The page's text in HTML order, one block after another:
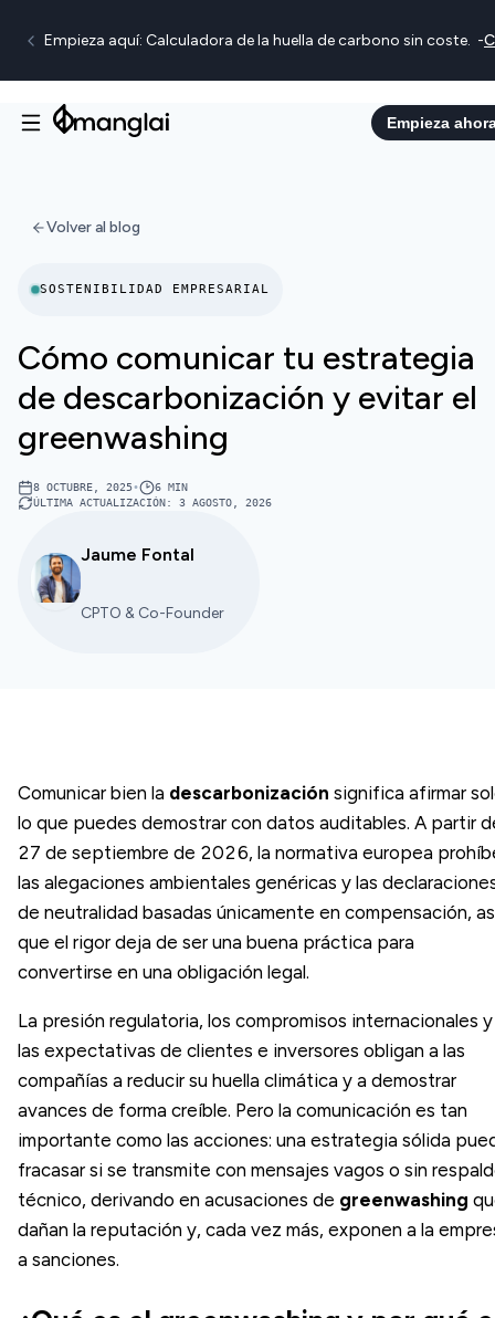
Empieza aquí: Calculadora de la huella de carbono sin coste. -
Empieza
Volver al blog
SOSTENIBILIDAD EMPRESARIAL
Cómo comunicar tu estrategia
de descarbonización y evitar el
greenwashing
8 OCTUBRE, 2025• 6 MIN
ÚLTIMA ACTUALIZACIÓN: 3 AGOSTO, 2026
Jaume Fontal
CPTO & Co-Founder
Comunicar bien la descarbonización significa afirmar
lo que puedes demostrar con datos auditables. A partir
27 de septiembre de 2026, la normativa europea
las alegaciones ambientales genéricas y las
de neutralidad basadas únicamente en compensación,
que el rigor deja de ser una buena práctica para
convertirse en una obligación legal.
La presión regulatoria, los compromisos internacionales y
las expectativas de clientes e inversores obligan a las
compañías a reducir su huella climática y a demostrar
avances de forma creíble. Pero la comunicación es tan
importante como las acciones: una estrategia sólida
fracasar si se transmite con mensajes vagos o sin
técnico, derivando en acusaciones de greenwashing
dañan la reputación y, cada vez más, exponen a la
a sanciones.